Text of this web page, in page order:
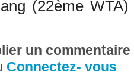
(22ème
un
Connectez- vous